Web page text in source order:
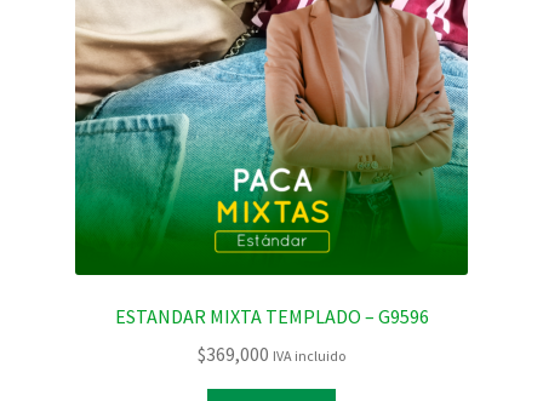
ESTANDAR MIXTA TEMPLADO – G9596
$369,000 IVA incluido